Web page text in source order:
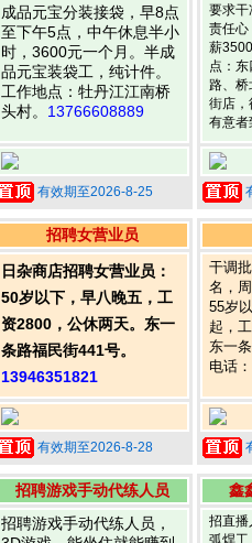
成品元宝分装接袋，早8点
至下午5点，中午休息半小
时，3600元一个月。半成
品元宝装袋工，纯计件。
工作地点：牡丹江江南桥
头村。 13766608889
有效期至2026-8-25
要求干
责任心
薪
点：
路、桥
街店，
有意者
招聘女营业员
日杂商店招聘女营业员：
50岁以下，早八晚五，工
资2800，公休两天。东一
条路福民街441号。
13946351821
有效期至2026-8-28
干调
名，
55岁
起，
东一
电话：
招聘游戏手动代练人员
招聘游戏手动代练人员，
鑫
招直播
弧焊工